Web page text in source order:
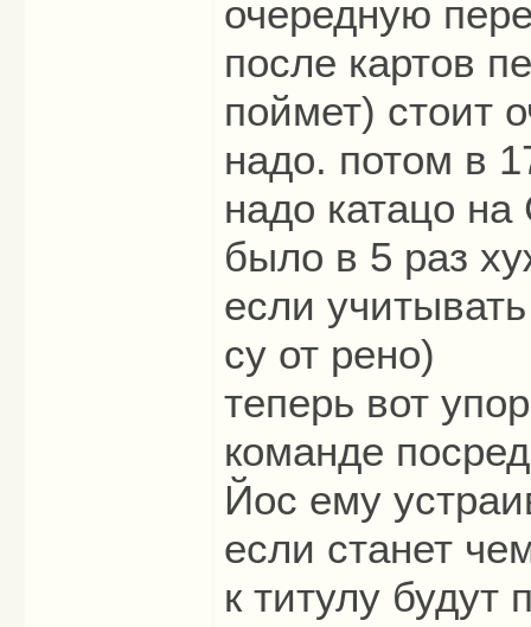
очередную
после картов
поймет) стоит
надо. потом в
надо катацо
было в 5 раз
если
су от рено)
теперь вот
команде
Йос ему
если станет
к титулу будут